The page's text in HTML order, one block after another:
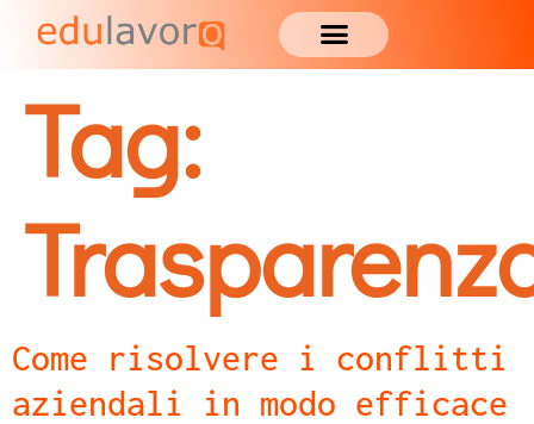
Tag:
Come risolvere i conflitti
aziendali in modo efficace